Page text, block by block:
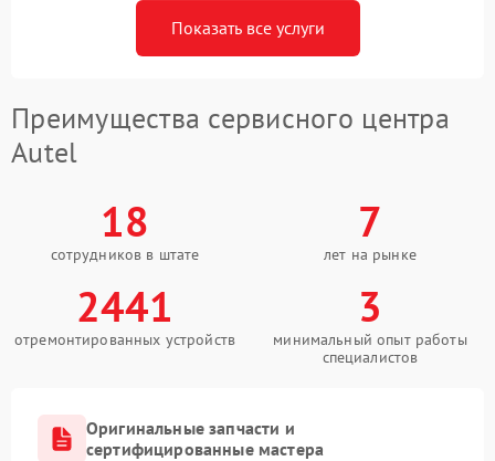
Показать все услуги
Преимущества сервисного центра
Autel
18
сотрудников в штате
7
лет на рынке
2441
отремонтированных устройств
3
минимальный опыт работы
специалистов
Оригинальные запчасти и
сертифицированные мастера